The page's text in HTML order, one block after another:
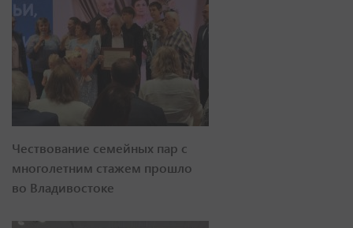
Чествование семейных пар с
многолетним стажем прошло
во Владивостоке